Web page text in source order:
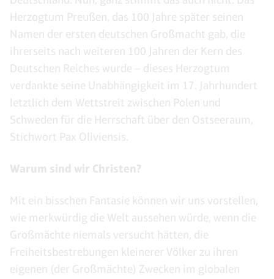
Herzogtum Preußen, das 100 Jahre später seinen
Namen der ersten deutschen Großmacht gab, die
ihrerseits nach weiteren 100 Jahren der Kern des
Deutschen Reiches wurde – dieses Herzogtum
verdankte seine Unabhängigkeit im 17. Jahrhundert
letztlich dem Wettstreit zwischen Polen und
Schweden für die Herrschaft über den Ostseeraum,
Stichwort Pax Oliviensis.
Warum sind wir Christen?
Mit ein bisschen Fantasie können wir uns vorstellen,
wie merkwürdig die Welt aussehen würde, wenn die
Großmächte niemals versucht hätten, die
Freiheitsbestrebungen kleinerer Völker zu ihren
eigenen (der Großmächte) Zwecken im globalen